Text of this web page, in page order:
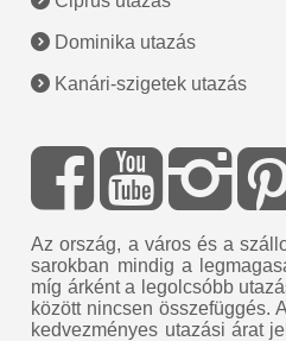
Dominika utazás
Kanári-szigetek utazás
Az ország, a város és a
sarokban mindig a
míg árként a legolcsóbb
között nincsen összefüggés.
kedvezményes utazási árat